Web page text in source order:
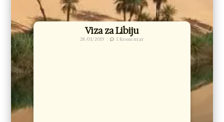
Viza za Libiju
28/01/2019 1 Komentar